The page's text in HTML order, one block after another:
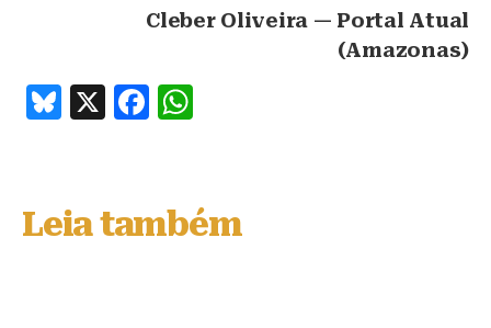
Cleber Oliveira — Portal Atual
(Amazonas)
B
s
k
X
F
e
b
s
A
Leia também